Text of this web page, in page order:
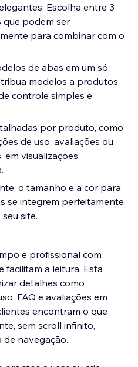
Escolha entre 3
que podem ser
para combinar com o
de abas em um só
modelos a produtos
controle simples e
por produto, como
de uso, avaliações ou
visualizações
o tamanho e a cor para
se integrem perfeitamente
site.
e profissional com
facilitam a leitura. Esta
detalhes como
FAQ e avaliações em
encontram o que
sem scroll infinito,
de navegação.